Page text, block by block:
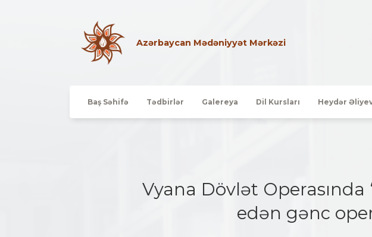
Azərbaycan Mədəniyyət Mərkəzi
Baş Səhifə Tədbirlər Galereya Dil Kursları Heydər
Vyana Dövlət Operasında
edən gənc